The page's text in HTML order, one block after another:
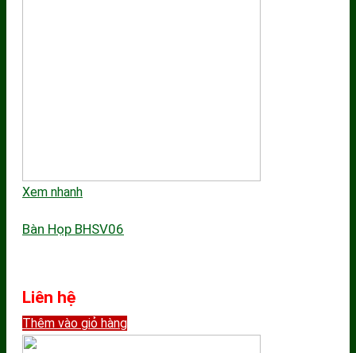
Xem nhanh
Bàn Họp BHSV06
Liên hệ
Thêm vào giỏ hàng